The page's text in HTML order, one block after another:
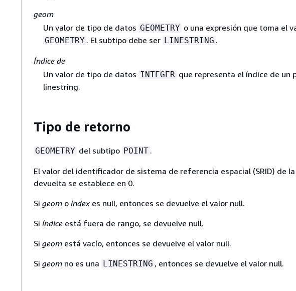
geom
Un valor de tipo de datos GEOMETRY o una expresión que toma el
GEOMETRY . El subtipo debe ser LINESTRING .
Índice de
Un valor de tipo de datos INTEGER que representa el índice de un
linestring.
Tipo de retorno
GEOMETRY del subtipo POINT .
El valor del identificador de sistema de referencia espacial (SRID) de
devuelta se establece en 0.
Si geom o index es null, entonces se devuelve el valor null.
Si índice está fuera de rango, se devuelve null.
Si geom está vacío, entonces se devuelve el valor null.
Si geom no es una LINESTRING , entonces se devuelve el valor null.